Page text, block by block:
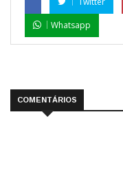
Whatsapp
COMENTÁRIOS